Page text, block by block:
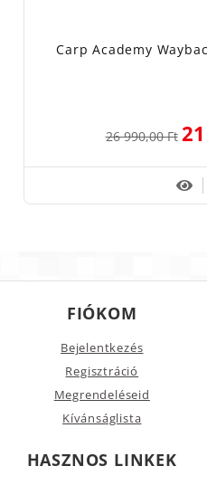
Carp Academy
26 990,00 Ft
FIÓKOM
Bejelentkezés
Regisztráció
Megrendeléseid
Kívánságlista
HASZNOS LINKEK